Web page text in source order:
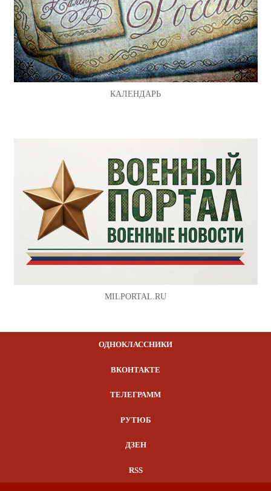
КАЛЕНДАРЬ
MILPORTAL.RU
ОДНОКЛАССНИКИ
ВКОНТАКТЕ
ТЕЛЕГРАММ
РУТЮБ
ДЗЕН
RSS